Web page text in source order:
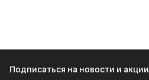
Подписаться на новости и акции